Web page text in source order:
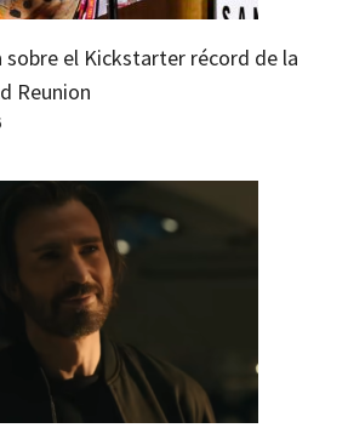
sobre el Kickstarter récord de la
Reunion